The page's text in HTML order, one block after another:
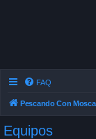
FAQ
Pescando Con Mosca
Equipos